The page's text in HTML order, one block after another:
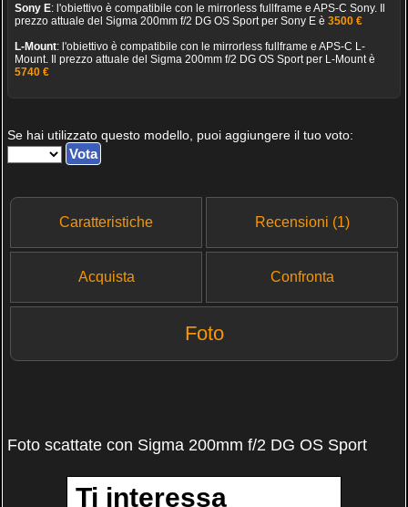
Sony E: l'obiettivo è compatibile con le mirrorless fullframe e APS-C Sony. Il
prezzo attuale del Sigma 200mm f/2 DG OS Sport per Sony E è 3500 €
L-Mount: l'obiettivo è compatibile con le mirrorless fullframe e APS-C L-
Mount. Il prezzo attuale del Sigma 200mm f/2 DG OS Sport per L-Mount è
5740 €
Se hai utilizzato questo modello, puoi aggiungere il tuo voto:
Caratteristiche Recensioni (1)
Acquista Confronta
Foto
Foto scattate con Sigma 200mm f/2 DG OS Sport